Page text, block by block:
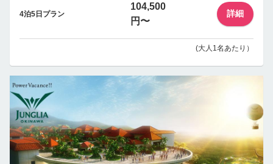
4泊5日プラン
104,500
円〜
詳細
(大人1名あたり）